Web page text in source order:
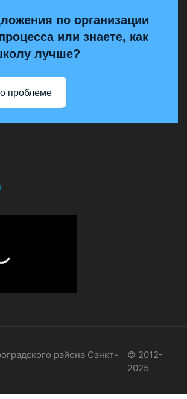
по организации
или знаете, как
лучше?
проблеме
района Санкт-
© 2012-
2025